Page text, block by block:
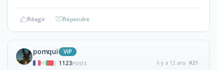
Réagir Répondre
pomqui ViP
| 1123POSTS il y a 12 ans #21